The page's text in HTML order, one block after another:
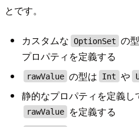
とです。
カスタムな OptionSet の
プロパティを定義する
rawValue の型は Int や
静的なプロパティを定義
rawValue を定義する